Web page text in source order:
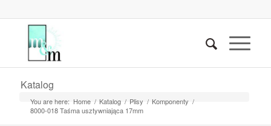
Katalog
You are here: Home / Katalog / Plisy / Komponenty /
8000-018 Taśma usztywniająca 17mm